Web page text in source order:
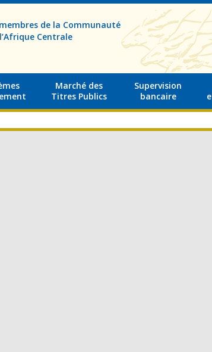
de la Communauté
Centrale
Marché des
Titres Publics
Supervision
bancaire